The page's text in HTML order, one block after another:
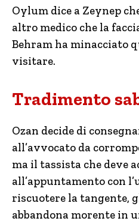
Oylum dice a Zeynep
altro medico che la
Behram ha minacciato
visitare.
Tradimento
Ozan decide di
all’avvocato da
ma il tassista che deve
all’appuntamento con
riscuotere la tangente,
abbandona morente in